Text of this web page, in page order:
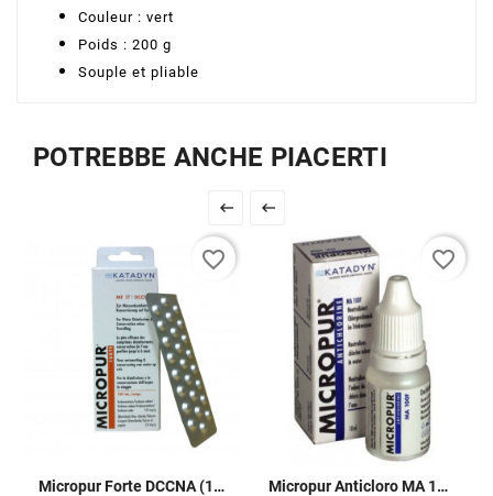
Couleur : vert
Poids : 200 g
Souple et pliable
POTREBBE ANCHE PIACERTI
 
Micropur Forte DCCNA (100 compresse)
favorite_border
Micropur Anticloro MA 100F
favorite_border